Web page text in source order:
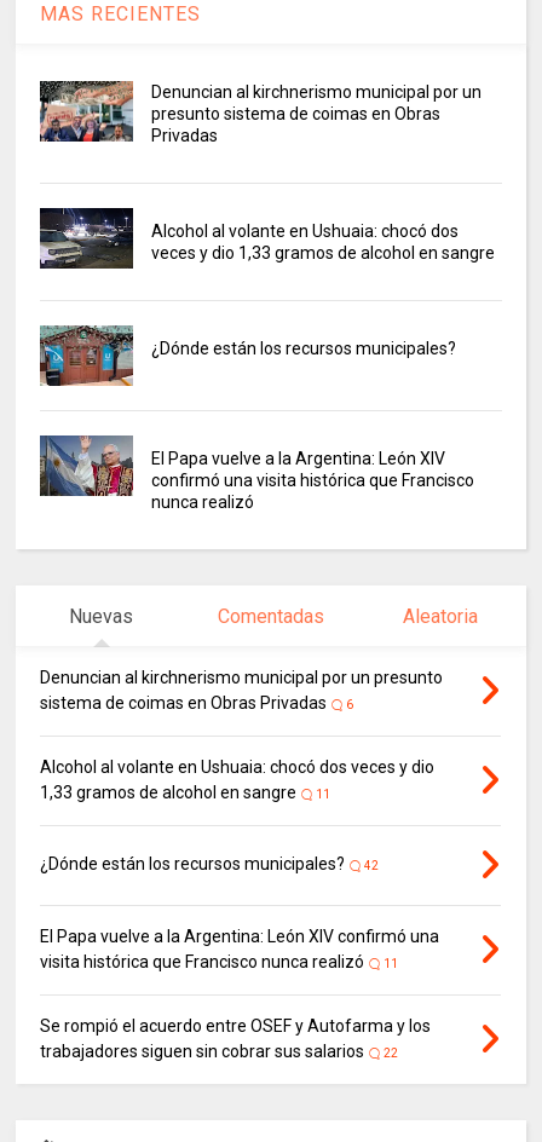
MAS RECIENTES
Denuncian al kirchnerismo municipal por un
presunto sistema de coimas en Obras
Privadas
Alcohol al volante en Ushuaia: chocó dos
veces y dio 1,33 gramos de alcohol en sangre
¿Dónde están los recursos municipales?
El Papa vuelve a la Argentina: León XIV
confirmó una visita histórica que Francisco
nunca realizó
Nuevas Comentadas Aleatoria
Denuncian al kirchnerismo municipal por un presunto
sistema de coimas en Obras Privadas
6
Alcohol al volante en Ushuaia: chocó dos veces y dio
1,33 gramos de alcohol en sangre
11
¿Dónde están los recursos municipales? 42
El Papa vuelve a la Argentina: León XIV confirmó una
visita histórica que Francisco nunca realizó
11
Se rompió el acuerdo entre OSEF y Autofarma y los
trabajadores siguen sin cobrar sus salarios
22